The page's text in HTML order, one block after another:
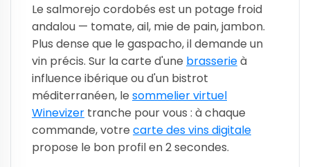
Le salmorejo cordobés est un potage froid
andalou — tomate, ail, mie de pain, jambon.
Plus dense que le gaspacho, il demande un
vin précis. Sur la carte d'une brasserieà
influence ibérique ou d'un bistrot
méditerranéen, le sommelier virtuel
Winevizer tranche pour vous : à chaque
commande, votre carte des vins digitale
propose le bon profil en 2 secondes.